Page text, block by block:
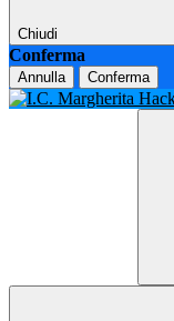
Chiudi
Conferma
Annulla Conferma